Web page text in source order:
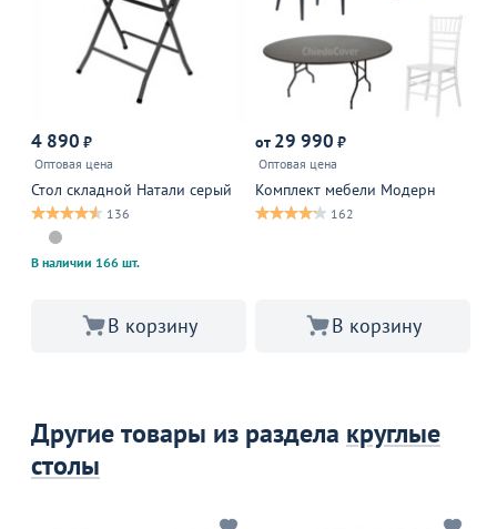
4 890 ₽
Оптовая цена
Стол складной Натали серый
136
В наличии 166 шт.
В корзину
от 29 990 ₽
Оптовая цена
Комплект мебели Модерн
162
В корзину
Другие товары из раздела круглые
столы